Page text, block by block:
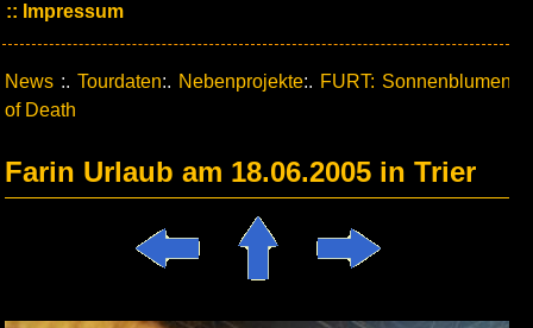
Impressum
News :. Tourdaten:. Nebenprojekte:. FURT: Sonnenblumen
of Death
Farin Urlaub am 18.06.2005 in Trier